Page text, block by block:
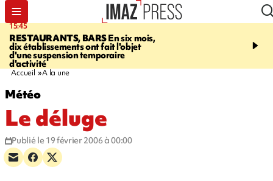
15:45
RESTAURANTS, BARSEn six mois,
dix établissements ont fait l'objet
d'une suspension temporaire
d'activité
17:17
Angeles, un homme vit
Accueil A la une
Météo
Le déluge
Publié le 19 février 2006 à 00:00